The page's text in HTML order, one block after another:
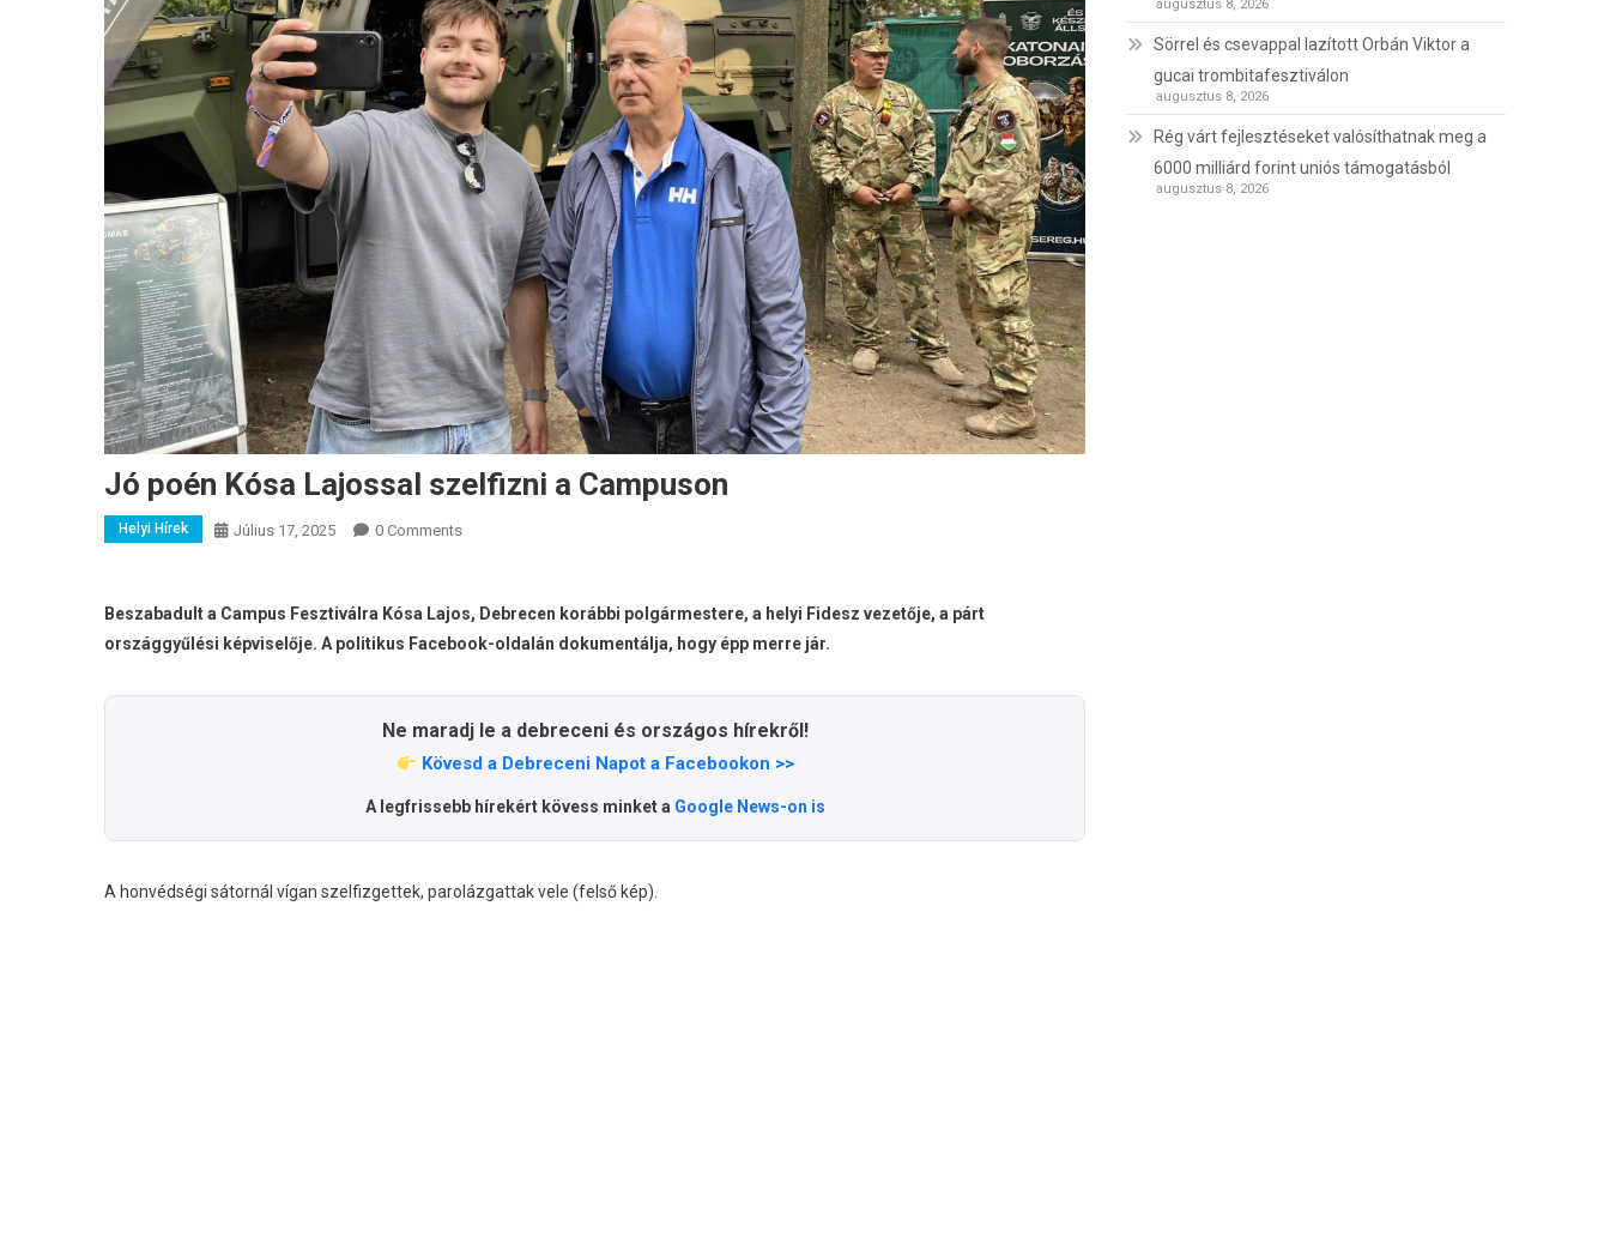
Jó poén Kósa Lajossal szelfizni a Campuson
Helyi Hírek Július 17, 2025 0 Comments
Beszabadult a Campus Fesztiválra Kósa Lajos, Debrecen korábbi polgármestere, a helyi Fidesz vezetője, a párt
országgyűlési képviselője. A politikus Facebook-oldalán dokumentálja, hogy épp merre jár.
Ne maradj le a debreceni és országos hírekről!
Kövesd a Debreceni Napot a Facebookon >>
A legfrissebb hírekért kövess minket a Google News-on is
A honvédségi sátornál vígan szelfizgettek, parolázgattak vele (felső kép).
augusztus 8, 2026
Sörrel és csevappal lazított Orbán Viktor a
gucai trombitafesztiválon
augusztus 8, 2026
Rég várt fejlesztéseket valósíthatnak meg a
6000 milliárd forint uniós támogatásból
augusztus 8, 2026